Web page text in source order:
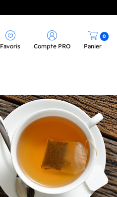
Favoris Compte PRO Panier
0